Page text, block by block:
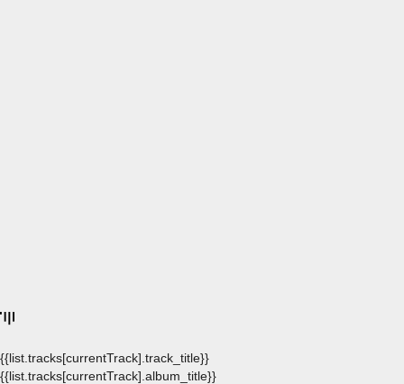
{{list.tracks[currentTrack].track_title}}
{{list.tracks[currentTrack].album_title}}